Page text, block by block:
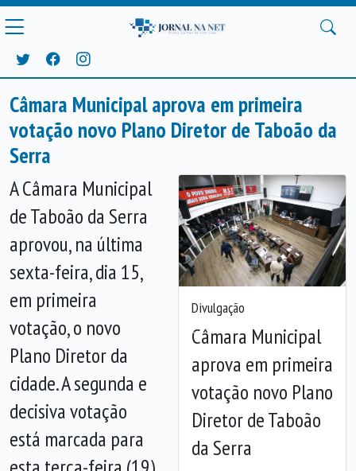
Câmara Municipal aprova em primeira
votação novo Plano Diretor de Taboão da
Serra
Divulgação
Câmara Municipal
aprova em primeira
votação novo Plano
Diretor de Taboão
da Serra
Anterior
A Câmara Municipal
de Taboão da Serra
aprovou, na última
sexta-feira, dia 15,
em primeira
votação, o novo
Plano Diretor da
cidade. A segunda e
decisiva votação
está marcada para